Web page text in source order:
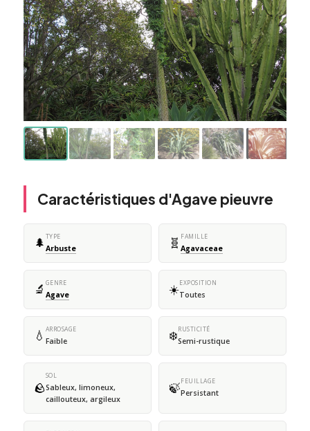
Caractéristiques d'Agave pieuvre
🌲 TYPE
Arbuste 🧬 FAMILLE
Agavaceae
🔬 GENRE
Agave ☀️EXPOSITION
Toutes
💧 ARROSAGE
Faible ❄️RUSTICITÉ
Semi-rustique
🪨
SOL
Sableux, limoneux,
caillouteux, argileux
🍃FEUILLAGE
Persistant